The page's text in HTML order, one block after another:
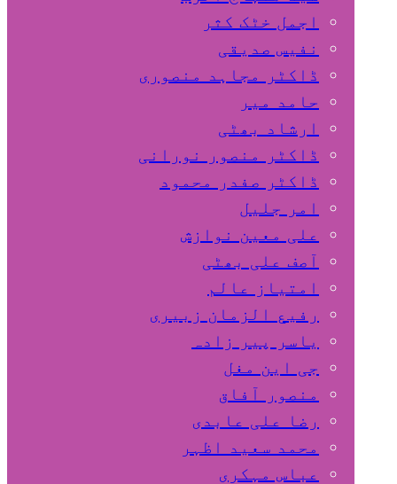
اجمل خٹک کثر
نفیس صدیقی
ڈاکٹر مجاہد منصوری
حامد میر
ارشاد بھٹی
ڈاکٹر منصور نورانی
ڈاکٹر صفدر محمود
امر جلیل
علی معین نوازش
آصف علی بھٹی
امتیاز عالم
رفیع الزمان زبیری
یاسر پیر زادہ
جی این مغل
منصور آفاق
رضا علی عابدی
محمد سعید اظہر
عباس مہکری